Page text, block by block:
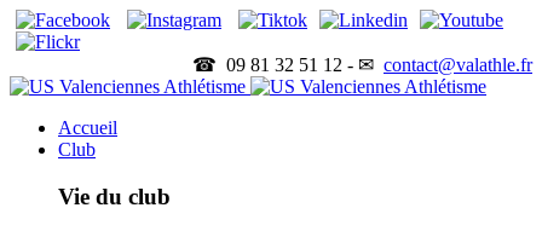
☎ 09 81 32 51 12 - ✉ contact@valathle.fr
Accueil
Club
Vie du club